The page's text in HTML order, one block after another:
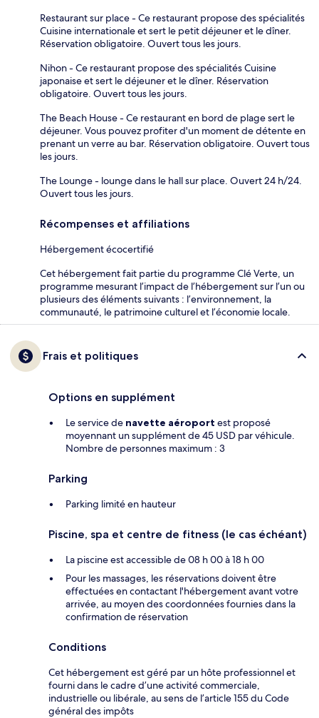
Restaurant sur place - Ce restaurant propose des spécialités
Cuisine internationale et sert le petit déjeuner et le dîner.
Réservation obligatoire. Ouvert tous les jours.
Nihon - Ce restaurant propose des spécialités Cuisine
japonaise et sert le déjeuner et le dîner. Réservation
obligatoire. Ouvert tous les jours.
The Beach House - Ce restaurant en bord de plage sert le
déjeuner. Vous pouvez profiter d'un moment de détente en
prenant un verre au bar. Réservation obligatoire. Ouvert tous
les jours.
The Lounge - lounge dans le hall sur place. Ouvert 24 h/24.
Ouvert tous les jours.
Récompenses et affiliations
Hébergement écocertifié
Cet hébergement fait partie du programme Clé Verte, un
programme mesurant l’impact de l’hébergement sur l’un ou
plusieurs des éléments suivants : l’environnement, la
communauté, le patrimoine culturel et l’économie locale.
Frais et politiques
Options en supplément
Le service de navette aéroport est proposé
moyennant un supplément de 45 USD par véhicule.
Nombre de personnes maximum : 3
Parking
Parking limité en hauteur
Piscine, spa et centre de fitness (le cas échéant)
La piscine est accessible de 08 h 00 à 18 h 00
Pour les massages, les réservations doivent être
effectuées en contactant l'hébergement avant votre
arrivée, au moyen des coordonnées fournies dans la
confirmation de réservation
Conditions
Cet hébergement est géré par un hôte professionnel et
fourni dans le cadre d’une activité commerciale,
industrielle ou libérale, au sens de l’article 155 du Code
général des impôts